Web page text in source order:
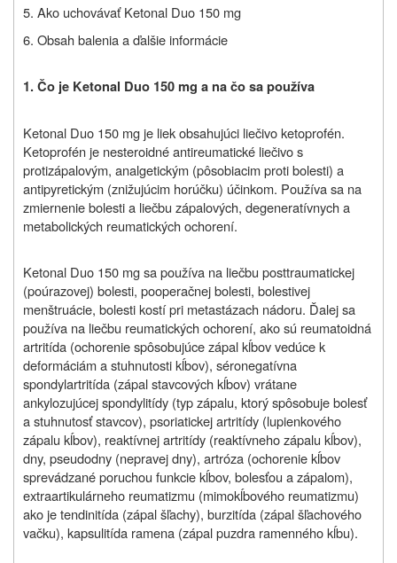
5. Ako uchovávať Ketonal Duo 150 mg
6. Obsah balenia a ďalšie informácie
1. Čo je Ketonal Duo 150 mg a na čo sa používa
Ketonal Duo 150 mg je liek obsahujúci liečivo ketoprofén.
Ketoprofén je nesteroidné antireumatické liečivo s
protizápalovým, analgetickým (pôsobiacim proti bolesti) a
antipyretickým (znižujúcim horúčku) účinkom. Používa sa na
zmiernenie bolesti a liečbu zápalových, degeneratívnych a
metabolických reumatických ochorení.
Ketonal Duo 150 mg sa používa na liečbu posttraumatickej
(poúrazovej) bolesti, pooperačnej bolesti, bolestivej
menštruácie, bolesti kostí pri metastázach nádoru. Ďalej sa
používa na liečbu reumatických ochorení, ako sú reumatoidná
artritída (ochorenie spôsobujúce zápal kĺbov vedúce k
deformáciám a stuhnutosti kĺbov), séronegatívna
spondylartritída (zápal stavcových kĺbov) vrátane
ankylozujúcej spondylitídy (typ zápalu, ktorý spôsobuje bolesť
a stuhnutosť stavcov), psoriatickej artritídy (lupienkového
zápalu kĺbov), reaktívnej artritídy (reaktívneho zápalu kĺbov),
dny, pseudodny (nepravej dny), artróza (ochorenie kĺbov
sprevádzané poruchou funkcie kĺbov, bolesťou a zápalom),
extraartikulárneho reumatizmu (mimokĺbového reumatizmu)
ako je tendinitída (zápal šľachy), burzitída (zápal šľachového
vačku), kapsulitída ramena (zápal puzdra ramenného kĺbu).